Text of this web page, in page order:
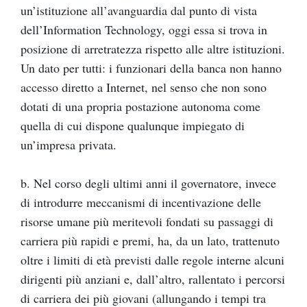
un’istituzione all’avanguardia dal punto di vista
dell’Information Technology, oggi essa si trova in
posizione di arretratezza rispetto alle altre istituzioni.
Un dato per tutti: i funzionari della banca non hanno
accesso diretto a Internet, nel senso che non sono
dotati di una propria postazione autonoma come
quella di cui dispone qualunque impiegato di
un’impresa privata.
b. Nel corso degli ultimi anni il governatore, invece
di introdurre meccanismi di incentivazione delle
risorse umane più meritevoli fondati su passaggi di
carriera più rapidi e premi, ha, da un lato, trattenuto
oltre i limiti di età previsti dalle regole interne alcuni
dirigenti più anziani e, dall’altro, rallentato i percorsi
di carriera dei più giovani (allungando i tempi tra